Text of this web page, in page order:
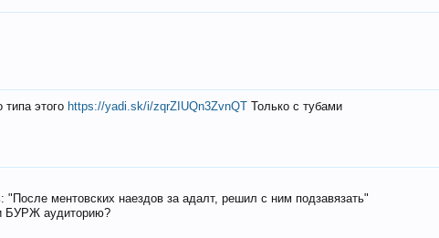
этого https://yadi.sk/i/zqrZIUQn3ZvnQT Только с тубами
"После ментовских наездов за адалт, решил с ним подзавязать"
БУРЖ аудиторию?